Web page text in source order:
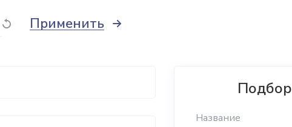
Применить
Подбор